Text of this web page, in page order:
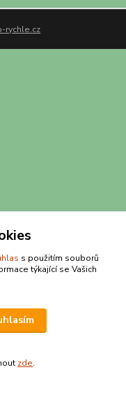
rychle.cz
s použitím souborů
týkající se Vašich
zde.